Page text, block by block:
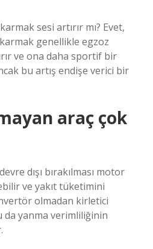
sesi artırır mı? Evet,
genellikle egzoz
ve ona daha sportif bir
bu artış endişe verici bir
araç çok
dışı bırakılması motor
ve yakıt tüketimini
olmadan kirletici
yanma verimliliğinin